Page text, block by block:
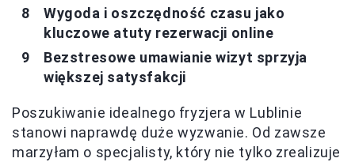
Wygoda i oszczędność czasu jako
kluczowe atuty rezerwacji online
Bezstresowe umawianie wizyt sprzyja
większej satysfakcji
Poszukiwanie idealnego fryzjera w Lublinie
stanowi naprawdę duże wyzwanie. Od zawsze
marzyłam o specjalisty, który nie tylko zrealizuje